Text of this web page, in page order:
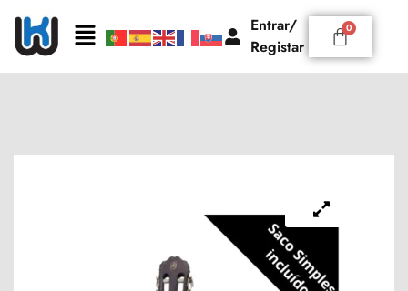
Entrar/
Registar